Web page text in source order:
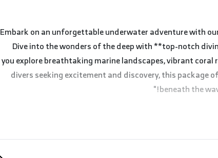
"Embark on an unforgettable underwater adventure with
Dive into the wonders of the deep with **top-notch
you explore breathtaking marine landscapes, vibrant
divers seeking excitement and discovery, this
beneath the